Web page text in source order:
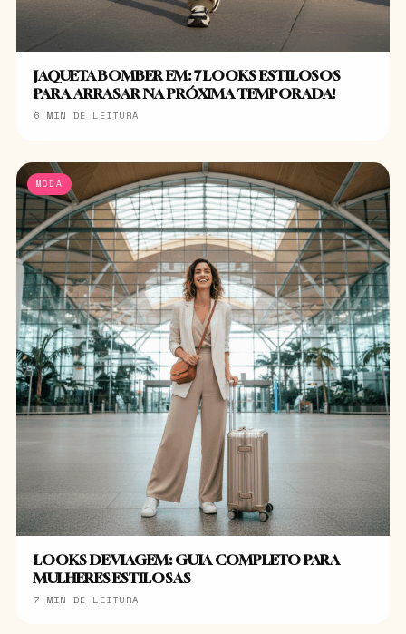
JAQUETA BOMBER EM: 7 LOOKS ESTILOSOS
PARA ARRASAR NA PRÓXIMA TEMPORADA!
6 MIN DE LEITURA
MODA
LOOKS DE VIAGEM: GUIA COMPLETO PARA
MULHERES ESTILOSAS
7 MIN DE LEITURA